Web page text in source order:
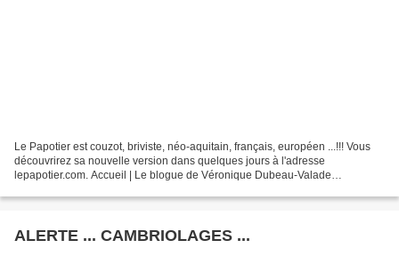
Le Papotier est couzot, briviste, néo-aquitain, français, européen ...!!! Vous
découvrirez sa nouvelle version dans quelques jours à l'adresse
lepapotier.com. Accueil | Le blogue de Véronique Dubeau-Valade
ALERTE ... CAMBRIOLAGES ...